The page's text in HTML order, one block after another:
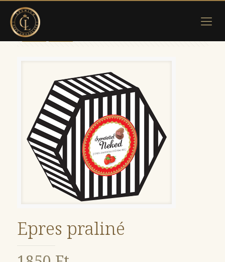
Epres praliné